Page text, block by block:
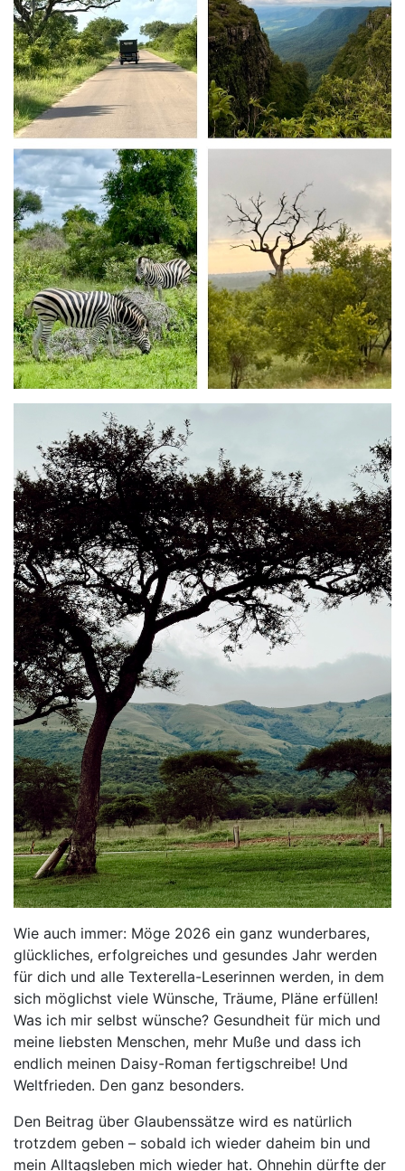
Wie auch immer: Möge 2026 ein ganz wunderbares,
glückliches, erfolgreiches und gesundes Jahr werden
für dich und alle Texterella-Leserinnen werden, in dem
sich möglichst viele Wünsche, Träume, Pläne erfüllen!
Was ich mir selbst wünsche? Gesundheit für mich und
meine liebsten Menschen, mehr Muße und dass ich
endlich meinen Daisy-Roman fertigschreibe! Und
Weltfrieden. Den ganz besonders.
Den Beitrag über Glaubenssätze wird es natürlich
trotzdem geben – sobald ich wieder daheim bin und
mein Alltagsleben mich wieder hat. Ohnehin dürfte der